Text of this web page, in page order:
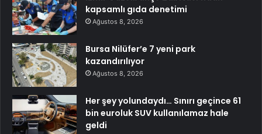
kapsamlı gıda denetimi
Ağustos 8, 2026
Bursa Nilüfer’e 7 yeni park
kazandırılıyor
Ağustos 8, 2026
Her şey yolundaydı… Sınırı geçince 61
bin euroluk SUV kullanılamaz hale
geldi